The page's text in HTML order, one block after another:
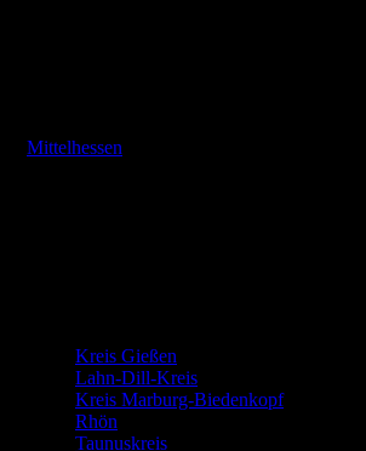
Mittelhessen
Kreis Gießen
Lahn-Dill-Kreis
Kreis Marburg-Biedenkopf
Rhön
Taunuskreis